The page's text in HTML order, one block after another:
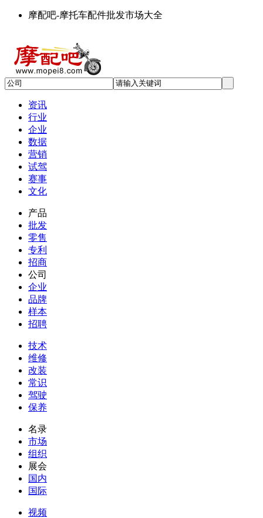
摩配吧-摩托车配件批发市场大全
资讯
行业
企业
数据
营销
试驾
赛事
文化
产品
批发
零售
专利
招商
公司
企业
品牌
样本
招聘
技术
维修
改装
常识
驾驶
保养
名录
市场
组织
展会
国内
国际
视频